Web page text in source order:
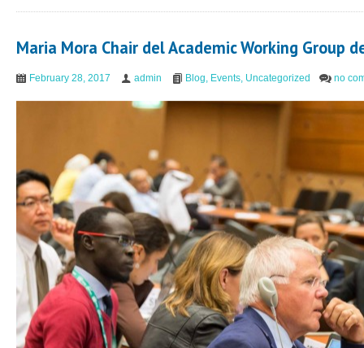
Maria Mora Chair del Academic Working Group
February 28, 2017 admin Blog, Events, Uncategorized no